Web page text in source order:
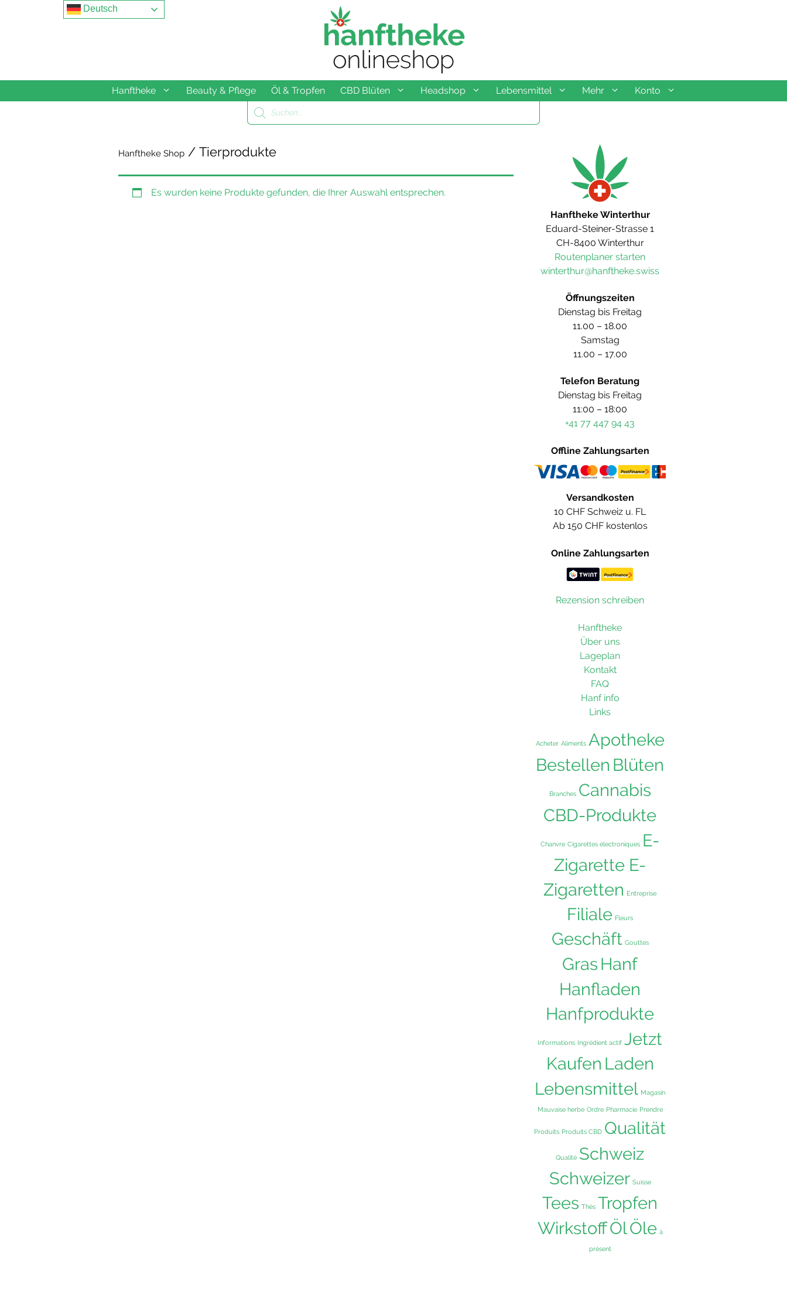
Hanftheke Beauty & Pflege Öl & Tropfen CBD Blüten Headshop Lebensmittel Mehr
Konto
Products
search
Hanftheke Shop / Tierprodukte
Es wurden keine Produkte gefunden, die Ihrer Auswahl entsprechen.
Hanftheke Winterthur
Eduard-Steiner-Strasse 1
CH-8400 Winterthur
Routenplaner starten
winterthur@hanftheke.swiss
Öffnungszeiten
Dienstag bis Freitag
11.00 – 18.00
Samstag
11.00 – 17.00
Telefon Beratung
Dienstag bis Freitag
11:00 – 18:00
+41 77 447 94 43
Offline Zahlungsarten
Versandkosten
10 CHF Schweiz u. FL
Ab 150 CHF kostenlos
Online Zahlungsarten
Rezension schreiben
Hanftheke
Über uns
Lageplan
Kontakt
FAQ
Hanf info
Links
Acheter Aliments Apotheke
Bestellen Blüten
Branches Cannabis
CBD-Produkte
Chanvre Cigarettes électroniques E-
Zigarette E-
Zigaretten Entreprise
Filiale Fleurs
Geschäft Gouttes
Gras Hanf
Hanfladen
Hanfprodukte
Informations Ingrédient actif Jetzt
Kaufen Laden
Lebensmittel Magasin
Mauvaise herbe Ordre Pharmacie Prendre
Produits Produits CBD Qualität
Qualité Schweiz
Schweizer Suisse
Tees Thés Tropfen
WirkstoffÖlÖle à
présent
Deutsch